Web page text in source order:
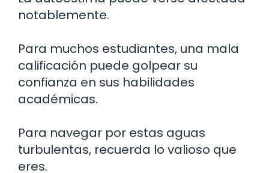
notablemente.
Para muchos estudiantes, una mala
calificación puede golpear su
confianza en sus habilidades
académicas.
Para navegar por estas aguas
turbulentas, recuerda lo valioso que
eres.